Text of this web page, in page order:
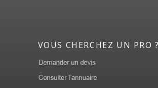
VOUS CHERCHEZ UN PRO ?